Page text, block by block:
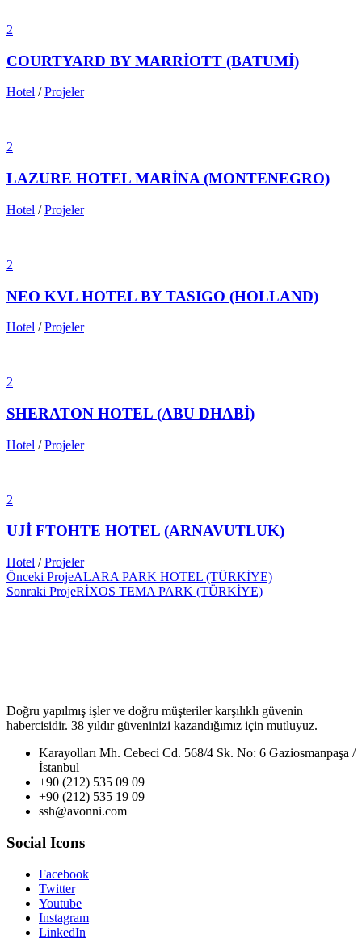
2
COURTYARD BY MARRİOTT (BATUMİ)
Hotel /Projeler
2
LAZURE HOTEL MARİNA (MONTENEGRO)
Hotel /Projeler
2
NEO KVL HOTEL BY TASIGO (HOLLAND)
Hotel /Projeler
2
SHERATON HOTEL (ABU DHABİ)
Hotel /Projeler
2
UJİ FTOHTE HOTEL (ARNAVUTLUK)
Hotel /Projeler
Önceki ProjeALARA PARK HOTEL (TÜRKİYE)
Sonraki ProjeRİXOS TEMA PARK (TÜRKİYE)
Doğru yapılmış işler ve doğru müşteriler karşılıklı güvenin
habercisidir. 38 yıldır güveninizi kazandığımız için mutluyuz.
Karayolları Mh. Cebeci Cd. 568/4 Sk. No: 6 Gaziosmanpaşa /
İstanbul
+90 (212) 535 09 09
+90 (212) 535 19 09
ssh@avonni.com
Social Icons
Facebook
Twitter
Youtube
Instagram
LinkedIn